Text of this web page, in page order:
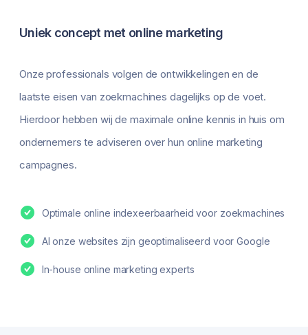
Uniek concept met online marketing
Onze professionals volgen de ontwikkelingen en de
laatste eisen van zoekmachines dagelijks op de voet.
Hierdoor hebben wij de maximale online kennis in huis om
ondernemers te adviseren over hun online marketing
campagnes.
Optimale online indexeerbaarheid voor zoekmachines
Al onze websites zijn geoptimaliseerd voor Google
In-house online marketing experts